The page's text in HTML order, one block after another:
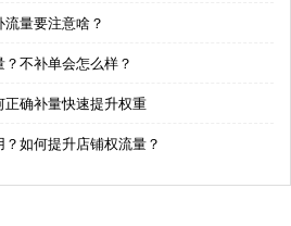
量要注意啥？
不补单会怎么样？
确补量快速提升权重
如何提升店铺权流量？